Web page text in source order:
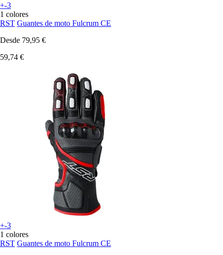
+-3
1 colores
RST Guantes de moto Fulcrum CE
Desde 79,95 €
59,74 €
+-3
1 colores
RST Guantes de moto Fulcrum CE